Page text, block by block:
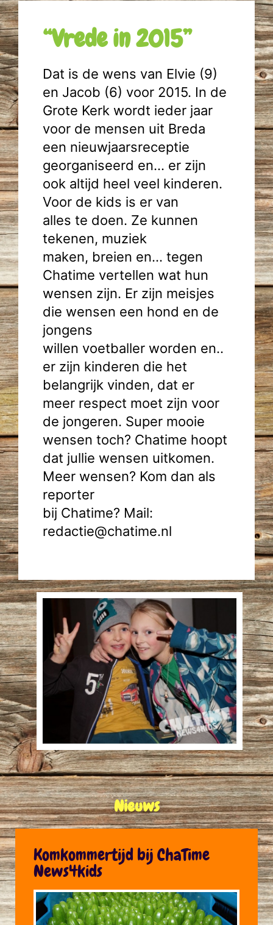
“Vrede in 2015”
Dat is de wens van Elvie (9)
en Jacob (6) voor 2015. In de
Grote Kerk wordt ieder jaar
voor de mensen uit Breda
een nieuwjaarsreceptie
georganiseerd en… er zijn
ook altijd heel veel kinderen.
Voor de kids is er van
alles te doen. Ze kunnen
tekenen, muziek
maken, breien en… tegen
Chatime vertellen wat hun
wensen zijn. Er zijn meisjes
die wensen een hond en de
jongens
willen voetballer worden en..
er zijn kinderen die het
belangrijk vinden, dat er
meer respect moet zijn voor
de jongeren. Super mooie
wensen toch? Chatime hoopt
dat jullie wensen uitkomen.
Meer wensen? Kom dan als
reporter
bij Chatime? Mail:
redactie@chatime.nl
Nieuws
Komkommertijd bij ChaTime
News4kids